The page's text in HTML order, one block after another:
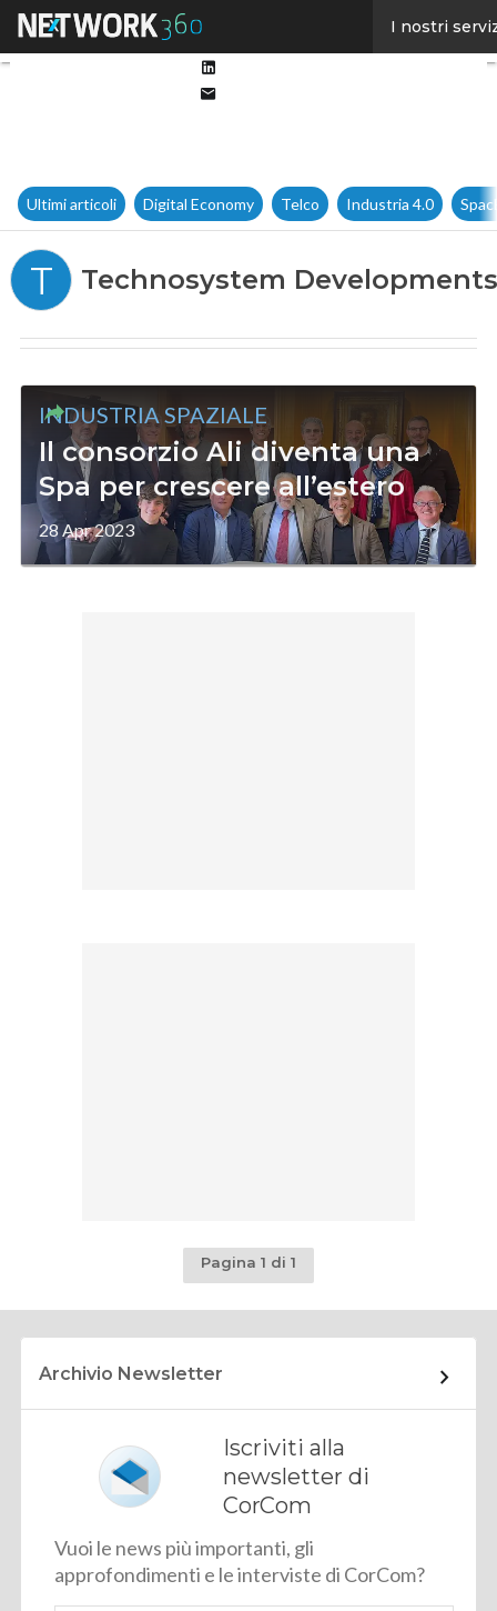
I nostri
Ultimi articoli Digital Economy Telco Industria 4.0
T Technosystem
INDUSTRIA SPAZIALE
Il consorzio Ali diventa una
Spa per crescere all’estero
28 Apr 2023
Pagina 1 di 1
Archivio Newsletter
Iscriviti alla
newsletter di
CorCom
Vuoi le news più importanti, gli
approfondimenti e le interviste di CorCom?